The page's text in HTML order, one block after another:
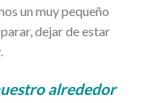
un muy pequeño
dejar de estar
alrededor